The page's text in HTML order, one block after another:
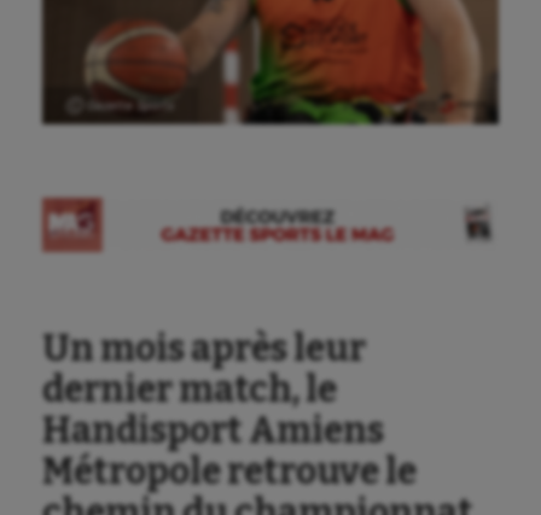
Aéronautique
Athlétisme
Auto
Ⓒ Gazette Sports
Un mois après leur
dernier match, le
Handisport Amiens
Métropole retrouve le